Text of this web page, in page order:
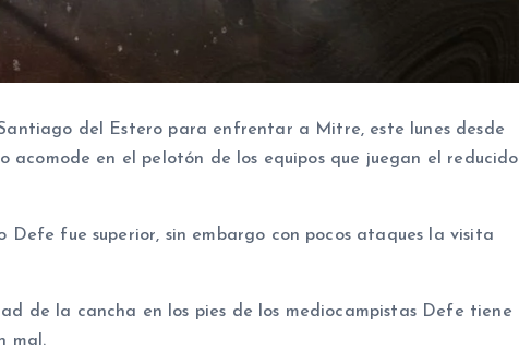
del Estero para enfrentar a Mitre, este lunes desde
acomode en el pelotón de los equipos que juegan el reducido
fue superior, sin embargo con pocos ataques la visita
de la cancha en los pies de los mediocampistas Defe tiene
mal.